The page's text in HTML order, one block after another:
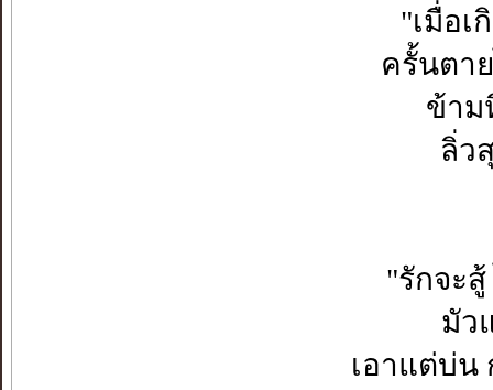
"เมื่อเ
ครั้นตา
ข้าม
ลิ่ว
"รัก
มัว
เอาแต่